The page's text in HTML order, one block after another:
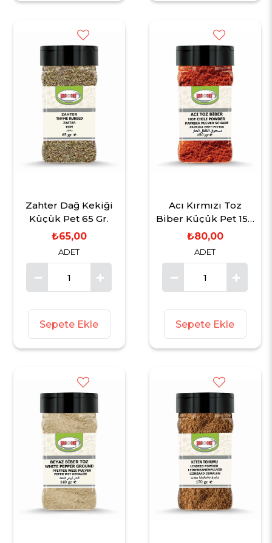
Zahter Dağ Kekiği
Küçük Pet 65 Gr.
ADET
₺65,00
Sepete Ekle
Acı Kırmızı Toz
Biber Küçük Pet 150
Gr.
ADET
₺80,00
Sepete Ekle